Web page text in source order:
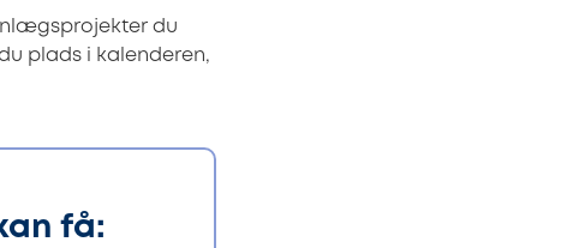
du
plads i kalenderen,
få: